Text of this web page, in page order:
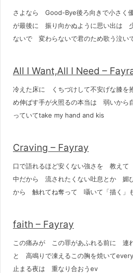
さよなら Good-Bye後ろ向きで小さく
が最後に 振り向かぬように思い出は
ないで 変わらないで君のため歌う泣い
All I Want,All I Need –
冷えた床に くちづけして不安げな膝を
め伸ばす手が火照るの本当は 弱いか
っていてtake my hand and kis
Craving – Fayray
口で語れるほど安くない強さを 教え
中だから 流されたくない吐息とか 媚
から 触れてね奪って 囁いて「描く」
faith – Fayray
この痛みが この罪があふれる前に 連
と 高鳴りで凍えるこの胸を焼いて
止まる夜は 重なり合おうev